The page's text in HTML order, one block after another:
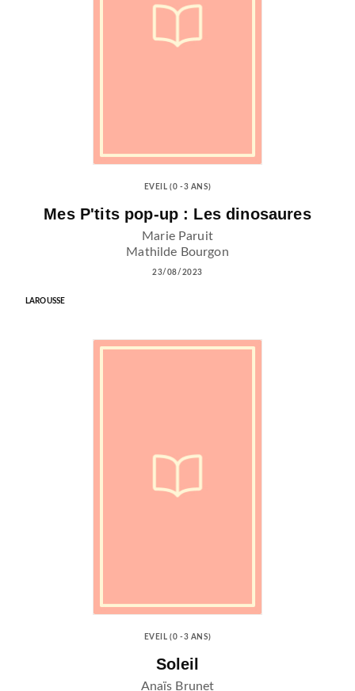
EVEIL (0 -3 ANS)
Mes P'tits pop-up : Les dinosaures
Marie Paruit
Mathilde Bourgon
23/08/2023
LAROUSSE
EVEIL (0 -3 ANS)
Soleil
Anaïs Brunet